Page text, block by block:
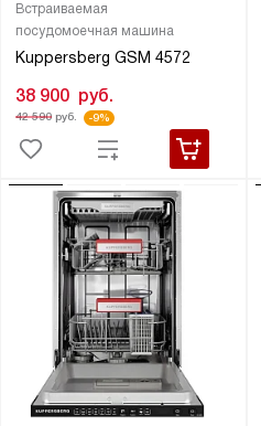
Встраиваемая
посудомоечная машина
Kuppersberg GSM 4572
38 900 руб.
42 590руб. -9%